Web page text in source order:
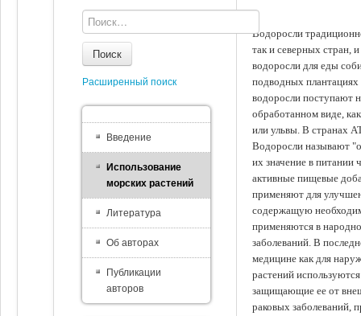
Водоросли
так и северных стран,
водоросли для еды
подводных
водоросли поступают
обработанном виде,
или ульвы. В странах
Водоросли называют
их значение в питании
активные пищевые
применяют для
содержащую
применяются в
заболеваний. В
медицине как для
растений
защищающие ее от
раковых заболеваний,
Поиск
Расширенный поиск
Введение
Использование
морских растений
Литература
Об авторах
Публикации
авторов